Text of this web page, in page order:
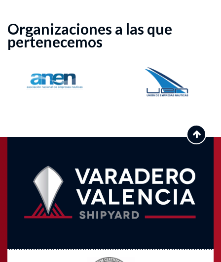
Organizaciones a las que
pertenecemos